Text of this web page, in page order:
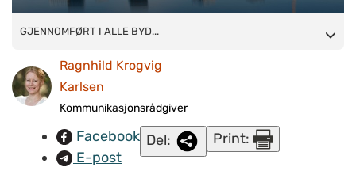
GJENNOMFØRT I ALLE BYDELER: Rapportene fra BrukerPlan-
tegner et utfordringsbilde: Oslo-tjenestene har blant annet
flere brukere med alvorlige psykiske helseproblemer, færre
som er i arbeid, og flere som mangler en tilfredsstillende bolig,
enn ellers i landet.
GJENNOMFØRT I ALLE BYD...
Ragnhild Krogvig
Karlsen
Kommunikasjonsrådgiver
Facebook
E-post
Del: Print: